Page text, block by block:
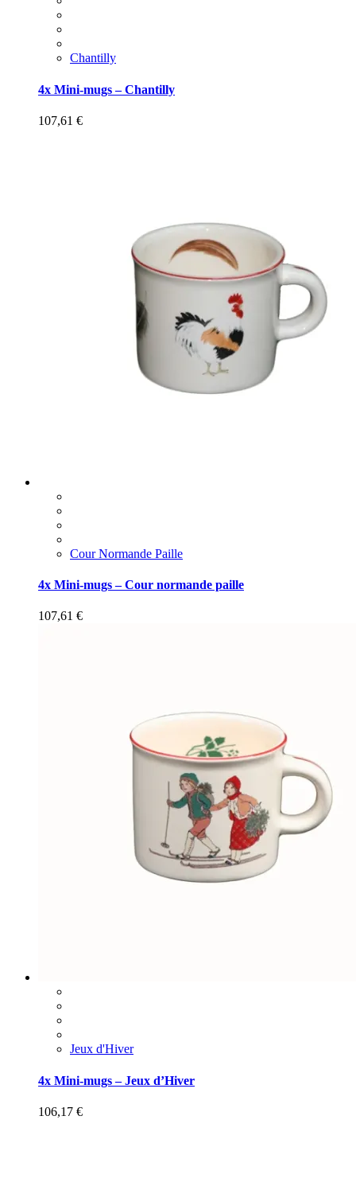
Chantilly
4x Mini-mugs – Chantilly
107,61 €
Cour Normande Paille
4x Mini-mugs – Cour normande paille
107,61 €
Jeux d'Hiver
4x Mini-mugs – Jeux d’Hiver
106,17 €